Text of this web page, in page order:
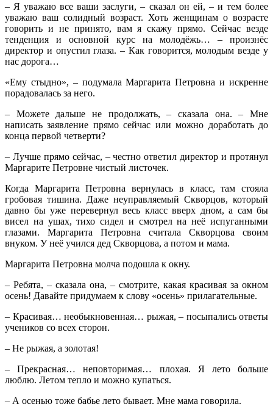
– Я уважаю все ваши заслуги, – сказал он ей, – и тем более
уважаю ваш солидный возраст. Хоть женщинам о возрасте
говорить и не принято, вам я скажу прямо. Сейчас везде
тенденция и основной курс на молодёжь… – произнёс
директор и опустил глаза. – Как говорится, молодым везде у
нас дорога…
«Ему стыдно», – подумала Маргарита Петровна и искренне
порадовалась за него.
– Можете дальше не продолжать, – сказала она. – Мне
написать заявление прямо сейчас или можно доработать до
конца первой четверти?
– Лучше прямо сейчас, – честно ответил директор и протянул
Маргарите Петровне чистый листочек.
Когда Маргарита Петровна вернулась в класс, там стояла
гробовая тишина. Даже неуправляемый Скворцов, который
давно бы уже перевернул весь класс вверх дном, а сам бы
висел на ушах, тихо сидел и смотрел на неё испуганными
глазами. Маргарита Петровна считала Скворцова своим
внуком. У неё учился дед Скворцова, а потом и мама.
Маргарита Петровна молча подошла к окну.
– Ребята, – сказала она, – смотрите, какая красивая за окном
осень! Давайте придумаем к слову «осень» прилагательные.
– Красивая… необыкновенная… рыжая, – посыпались ответы
учеников со всех сторон.
– Не рыжая, а золотая!
– Прекрасная… неповторимая… плохая. Я лето больше
люблю. Летом тепло и можно купаться.
– А осенью тоже бабье лето бывает. Мне мама говорила.